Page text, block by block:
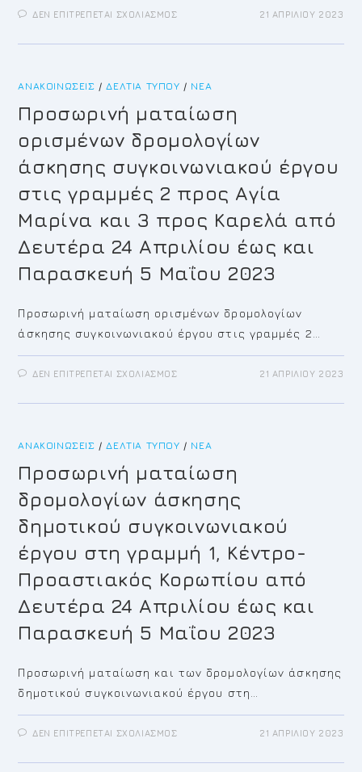
ΔΕΝ ΕΠΙΤΡΈΠΕΤΑΙ ΣΧΟΛΙΑΣΜΌΣΣΤΟ
ΛΕΩΦΟΡΕΊΟΥ
ΚΙΤΣΊΟΥ
ΔΕΥΤΈΡΑ
24
ΈΩΣ
ΚΑΙ
ΠΑΡΑΣΚΕΥΉ
5
2023
21 ΑΠΡΙΛΊΟΥ 2023
ΑΝΑΚΟΙΝΏΣΕΙΣ /ΔΕΛΤΊΑ ΤΎΠΟΥ / ΝΈΑ
Προσωρινή ματαίωση
ορισμένων δρομολογίων
άσκησης συγκοινωνιακού έργου
στις γραμμές 2 προς Αγία
Μαρίνα και 3 προς Καρελά από
Δευτέρα 24 Απριλίου έως και
Παρασκευή 5 Μαΐου 2023
Προσωρινή ματαίωση ορισμένων δρομολογίων
άσκησης συγκοινωνιακού έργου στις γραμμές 2…
ΔΕΝ ΕΠΙΤΡΈΠΕΤΑΙ ΣΧΟΛΙΑΣΜΌΣΣΤΟ
ΟΡΙΣΜΈΝΩΝ
ΈΡΓΟΥ
ΓΡΑΜΜΈΣ
2
ΑΓΊΑ
ΜΑΡΊΝΑ
ΚΑΙ
3
ΚΑΡΕΛΆ
ΑΠΌ
24
ΑΠΡΙΛΊΟΥ
ΈΩΣ
ΚΑΙ
ΠΑΡΑΣΚΕΥΉ
5
21 ΑΠΡΙΛΊΟΥ 2023
ΑΝΑΚΟΙΝΏΣΕΙΣ /ΔΕΛΤΊΑ ΤΎΠΟΥ / ΝΈΑ
Προσωρινή ματαίωση
δρομολογίων άσκησης
δημοτικού συγκοινωνιακού
έργου στη γραμμή 1, Κέντρο-
Προαστιακός Κορωπίου από
Δευτέρα 24 Απριλίου έως και
Παρασκευή 5 Μαΐου 2023
Προσωρινή ματαίωση και των δρομολογίων άσκησης
δημοτικού συγκοινωνιακού έργου στη…
ΔΕΝ ΕΠΙΤΡΈΠΕΤΑΙ ΣΧΟΛΙΑΣΜΌΣΣΤΟ
ΔΡΟΜΟΛΟΓΊΩΝ
21 ΑΠΡΙΛΊΟΥ 2023